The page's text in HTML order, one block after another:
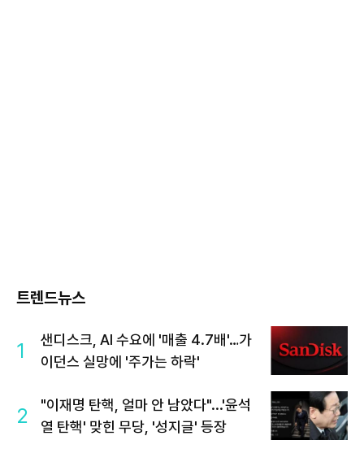
트렌드뉴스
1
샌디스크, AI 수요에 '매출 4.7배'…가
이던스 실망에 '주가는 하락'
2
"이재명 탄핵, 얼마 안 남았다"...'윤석
열 탄핵' 맞힌 무당, '성지글' 등장